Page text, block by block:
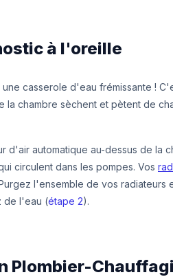
à l'oreille
une casserole d'eau frémissante !
la chambre sèchent et pètent de
d'air automatique au-dessus de la
circulent dans les pompes. Vos
l'ensemble de vos radiateurs
de l'eau (étape 2).
Plombier-